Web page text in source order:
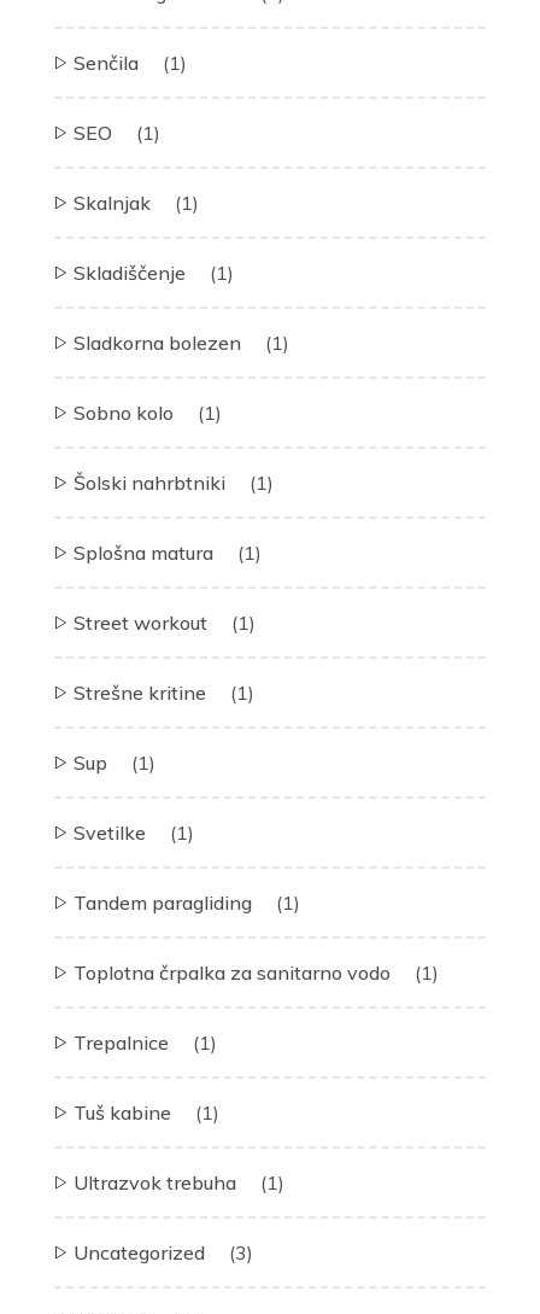
Senčila (1)
SEO (1)
Skalnjak (1)
Skladiščenje (1)
Sladkorna bolezen (1)
Sobno kolo (1)
Šolski nahrbtniki (1)
Splošna matura (1)
Street workout (1)
Strešne kritine (1)
Sup (1)
Svetilke (1)
Tandem paragliding (1)
Toplotna črpalka za sanitarno vodo (1)
Trepalnice (1)
Tuš kabine (1)
Ultrazvok trebuha (1)
Uncategorized (3)